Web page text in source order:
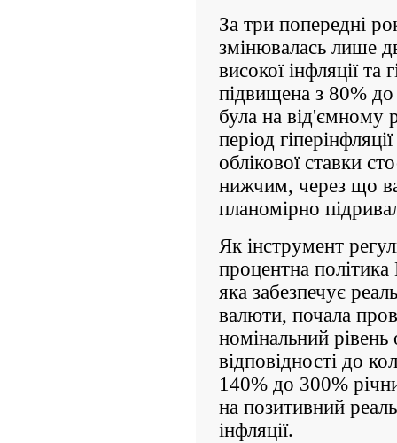
За три попередні
змінювалась лише
високої інфляції та
підвищена з 80%
була на від'ємному
період
облікової ставки
нижчим, через що
планомірно
Як інструмент
процентна
яка забезпечує
валюти, почала
номінальний рівень
відповідності до
140% до 300%
на позитивний
інфляції.